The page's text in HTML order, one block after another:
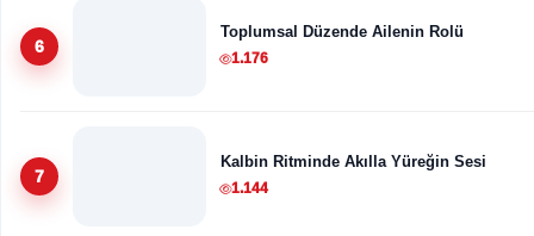
6
Toplumsal Düzende Ailenin Rolü
1.176
7
Kalbin Ritminde Akılla Yüreğin Sesi
1.144